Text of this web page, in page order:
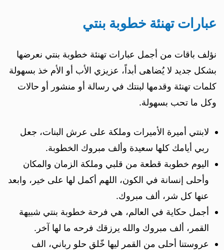
عبارات تهنئة خطوبة بنتي
نؤلف باقات من أجمل عبارات تهنئة خطوبة بنتي نعرضها
بشكل جديد لا يُضاهى أبداً، عزيزي الأب أو الأم خذ بسهولة
كلمات تهنئة وقدمها لبنتك في رسالة أو منشور أو حالات
وكل ما تحب بسهولة.
لابنتي أميرة الأميرات وملكة على عرش البنات، جعل
ربي أيامك كلها سعيدة وألف مبروك الخطوبة.
اليوم خطوبة قطعة من قلبي وملكة الزمان والمكان
وأحلى إنسانة في الكون، اللهم أكمل لها على خير، وابعد
عنها كل شر، ألف مبروك.
أجمل حكاية في العالم، هي فرحة خطوبة بنتي شبيهة
القمر، ألف مبروك والله يرزقك فرحه ما لها آخر.
عروستنا أحلى من القمر ليها خّلق حلو رباني، الف